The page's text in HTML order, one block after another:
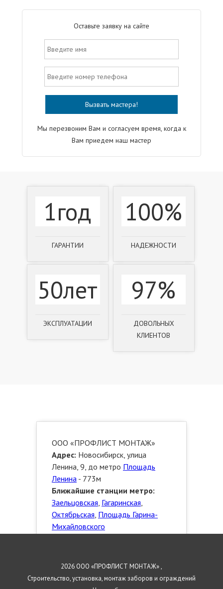
Оставьте заявку на сайте
Мы перезвоним Вам и согласуем время, когда к
Вам приедем наш мастер
1год
ГАРАНТИИ
100%
НАДЕЖНОСТИ
50лет
ЭКСПЛУАТАЦИИ
97%
ДОВОЛЬНЫХ
КЛИЕНТОВ
ООО «ПРОФЛИСТ МОНТАЖ»
Адрес: Новосибирск, улица
Ленина, 9, до метро Площадь
Ленина - 773м
Ближайшие станции метро:
Заельцовская, Гагаринская,
Октябрьская, Площадь Гарина-
Михайловского
http://novosibirsk.proflistmontazh.ru
info@proflistmontazh.ru
График работы:
с 10:00 до 20:00.
2026 ООО «ПРОФЛИСТ МОНТАЖ» ,
Строительство, установка, монтаж заборов и ограждений